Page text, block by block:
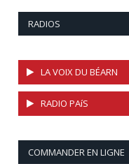
RADIOS
LA VOIX DU BÉARN
RADIO PAíS
COMMANDER EN LIGNE